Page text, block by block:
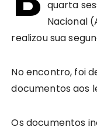
quarta
Nacional
realizou sua
No encontro, foi
documentos aos
Os documentos